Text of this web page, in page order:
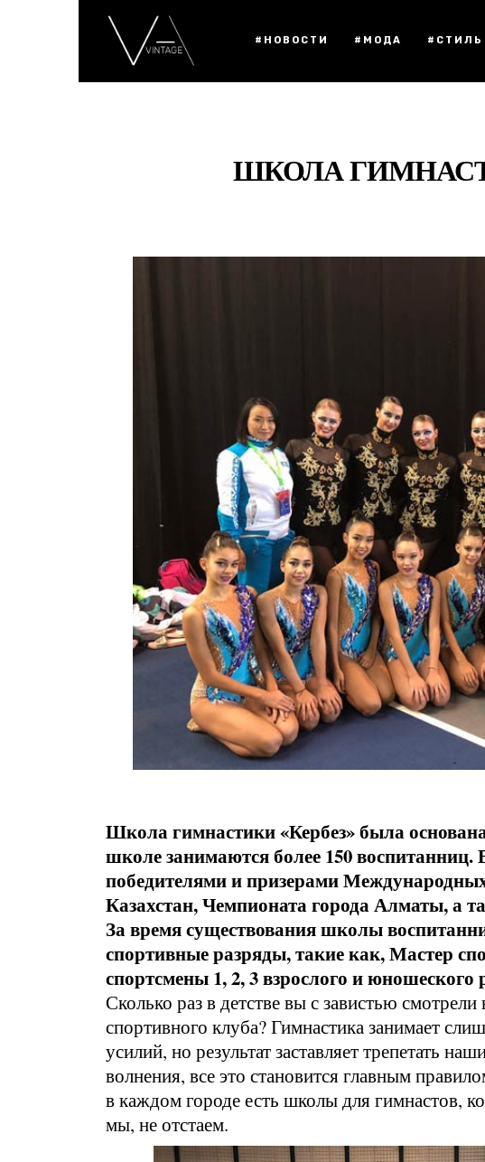
#НОВОСТИ #МОДА
ШКОЛА
Школа гимнастики «Кербез» была
школе занимаются более 150
победителями и призерами
Казахстан, Чемпионата города Алматы, а
За время существования школы
спортивные разряды, такие как, Мастер
спортсмены 1, 2, 3 взрослого и юношеского
Сколько раз в детстве вы с завистью
спортивного клуба? Гимнастика занимает
усилий, но результат заставляет трепетать
волнения, все это становится главным
в каждом городе есть школы для гимнастов,
мы, не отстаем.